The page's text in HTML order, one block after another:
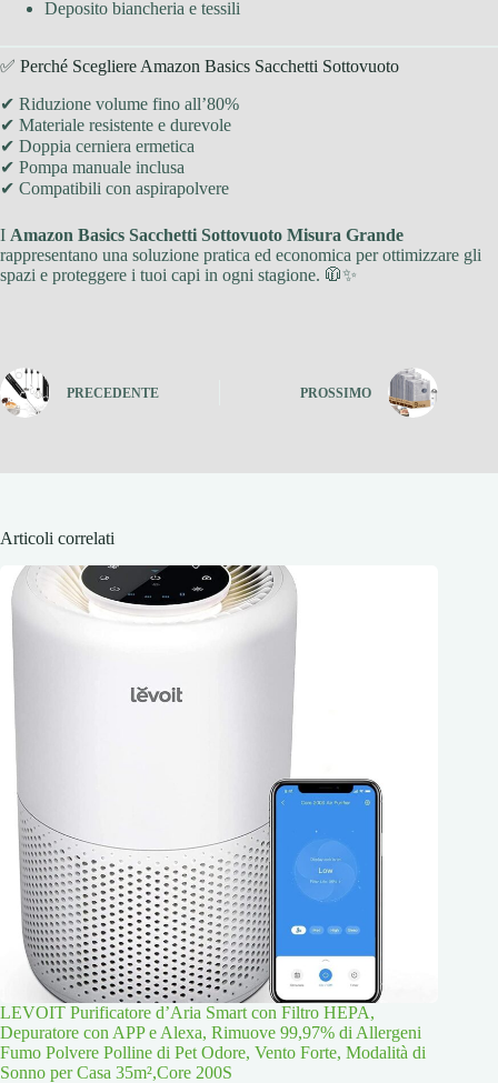
Deposito biancheria e tessili
✅ Perché Scegliere Amazon Basics Sacchetti Sottovuoto
✔ Riduzione volume fino all’80%
✔ Materiale resistente e durevole
✔ Doppia cerniera ermetica
✔ Pompa manuale inclusa
✔ Compatibili con aspirapolvere
I Amazon Basics Sacchetti Sottovuoto Misura Grande
rappresentano una soluzione pratica ed economica per ottimizzare gli
spazi e proteggere i tuoi capi in ogni stagione. 🧥✨
PRECEDENTE PROSSIMO
Articoli correlati
LEVOIT Purificatore d’Aria Smart con Filtro HEPA,
Depuratore con APP e Alexa, Rimuove 99,97% di Allergeni
Fumo Polvere Polline di Pet Odore, Vento Forte, Modalità di
Sonno per Casa 35m²,Core 200S